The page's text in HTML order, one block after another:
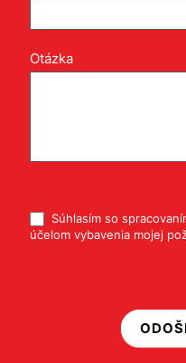
Otázka
Súhlasím so
účelom vybavenia mojej